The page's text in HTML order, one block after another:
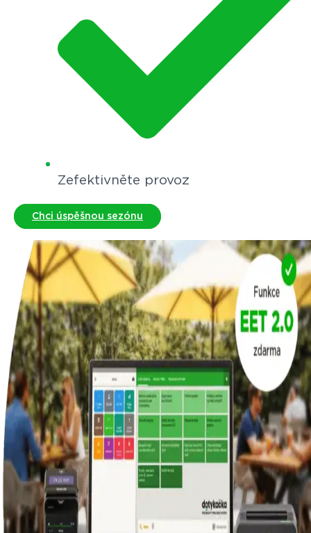
Zefektivněte provoz
Chci úspěšnou sezónu